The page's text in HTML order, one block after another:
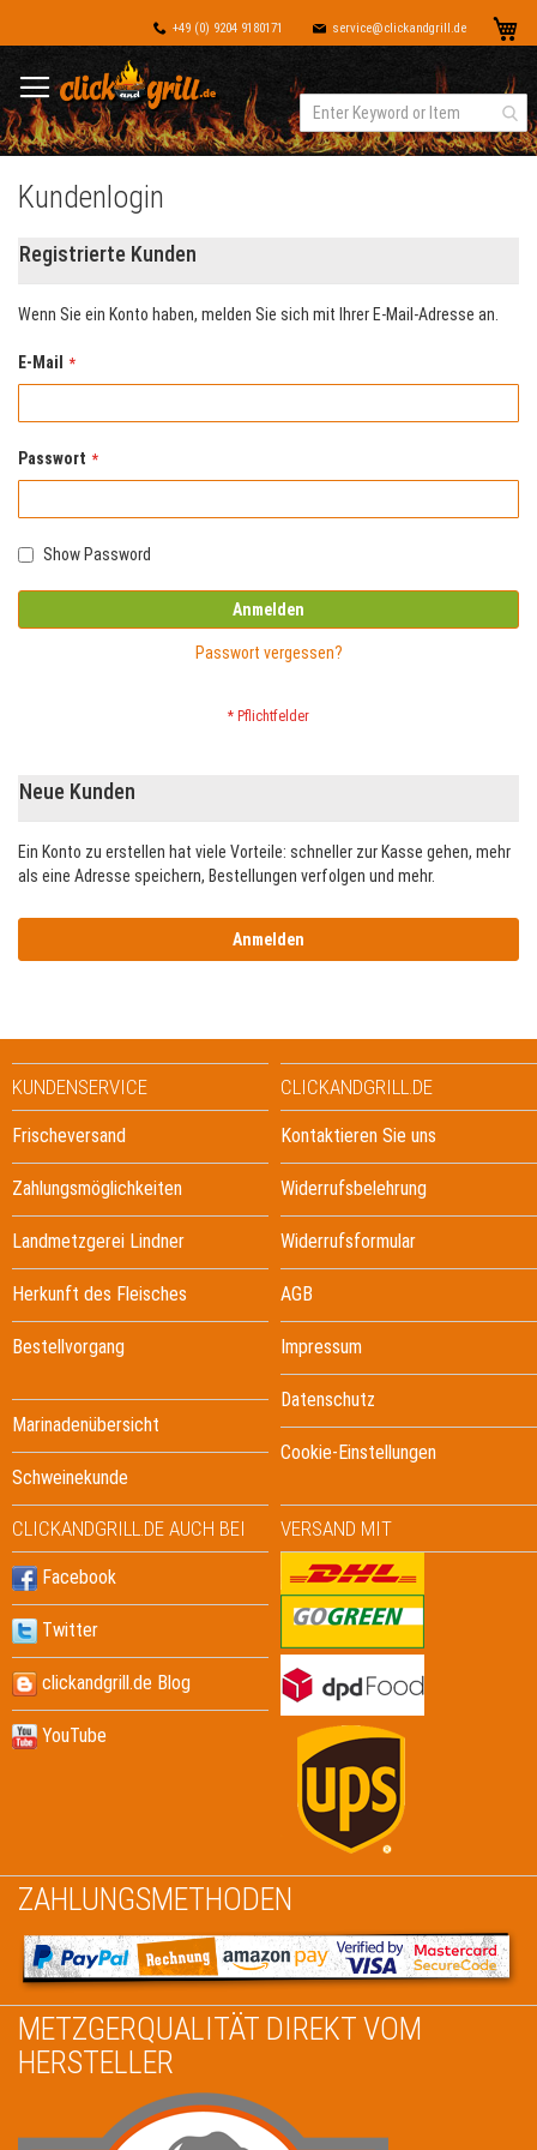
+49 (0) 9204 9180171 service@clickandgrill.de
Kundenlogin
Registrierte Kunden
Wenn Sie ein Konto haben, melden Sie sich mit Ihrer E-Mail-Adresse an.
E-Mail
Passwort
Show Password
Anmelden
Passwort vergessen?
Neue Kunden
Ein Konto zu erstellen hat viele Vorteile: schneller zur Kasse gehen, mehr
als eine Adresse speichern, Bestellungen verfolgen und mehr.
Anmelden
KUNDENSERVICE
Frischeversand
Zahlungsmöglichkeiten
Landmetzgerei Lindner
Herkunft des Fleisches
Bestellvorgang
Marinadenübersicht
Schweinekunde
CLICKANDGRILL.DE
Kontaktieren Sie uns
Widerrufsbelehrung
Widerrufsformular
AGB
Impressum
Datenschutz
Cookie-Einstellungen
CLICKANDGRILL.DE AUCH BEI
Facebook
Twitter
clickandgrill.de Blog
YouTube
VERSAND MIT
ZAHLUNGSMETHODEN
METZGERQUALITÄT DIREKT VOM
HERSTELLER